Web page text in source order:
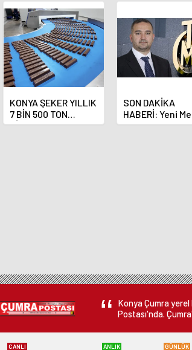
KONYA ŞEKER YILLIK
7 BİN 500 TON
ÇİKOLATALI ÜRÜN
SON DAKİKA
HABERİ: Yeni
Bankası
Konya Çumra
Postası'nda.
CANLI ANLIK GÜNLÜK